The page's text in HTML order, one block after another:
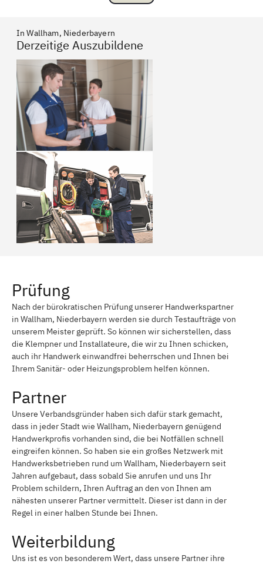
In Wallham, Niederbayern
Derzeitige Auszubildene
Prüfung
Nach der bürokratischen Prüfung unserer Handwerkspartner
in Wallham, Niederbayern werden sie durch Testaufträge von
unserem Meister geprüft. So können wir sicherstellen, dass
die Klempner und Installateure, die wir zu Ihnen schicken,
auch ihr Handwerk einwandfrei beherrschen und Ihnen bei
Ihrem Sanitär- oder Heizungsproblem helfen können.
Partner
Unsere Verbandsgründer haben sich dafür stark gemacht,
dass in jeder Stadt wie Wallham, Niederbayern genügend
Handwerkprofis vorhanden sind, die bei Notfällen schnell
eingreifen können. So haben sie ein großes Netzwerk mit
Handwerksbetrieben rund um Wallham, Niederbayern seit
Jahren aufgebaut, dass sobald Sie anrufen und uns Ihr
Problem schildern, Ihren Auftrag an den von Ihnen am
nähesten unserer Partner vermittelt. Dieser ist dann in der
Regel in einer halben Stunde bei Ihnen.
Weiterbildung
Uns ist es von besonderem Wert, dass unsere Partner ihre